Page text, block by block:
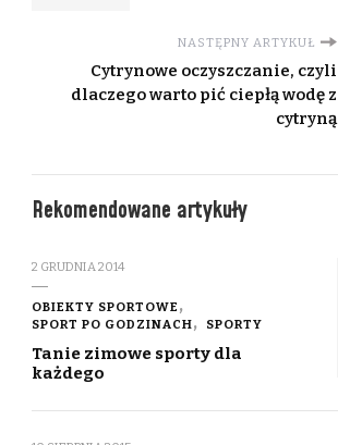
NASTĘPNY ARTYKUŁ
Cytrynowe oczyszczanie, czyli
dlaczego warto pić ciepłą wodę z
cytryną
Rekomendowane artykuły
2 GRUDNIA 2014
OBIEKTY SPORTOWE
SPORT PO GODZINACH
SPORTY
Tanie zimowe sporty dla
każdego